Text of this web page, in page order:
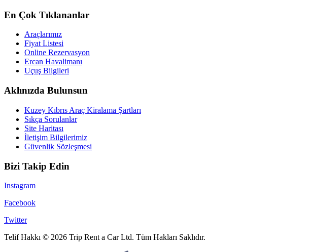
En Çok Tıklananlar
Araçlarımız
Fiyat Listesi
Online Rezervasyon
Ercan Havalimanı
Uçuş Bilgileri
Aklınızda Bulunsun
Kuzey Kıbrıs Araç Kiralama Şartları
Sıkça Sorulanlar
Site Haritası
İletişim Bilgilerimiz
Güvenlik Sözleşmesi
Bizi Takip Edin
Instagram
Facebook
Twitter
Telif Hakkı © 2026 Trip Rent a Car Ltd. Tüm Hakları Saklıdır.